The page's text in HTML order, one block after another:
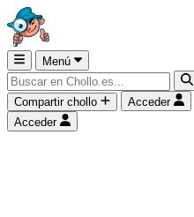
Menú
Compartir chollo
Acceder
Acceder